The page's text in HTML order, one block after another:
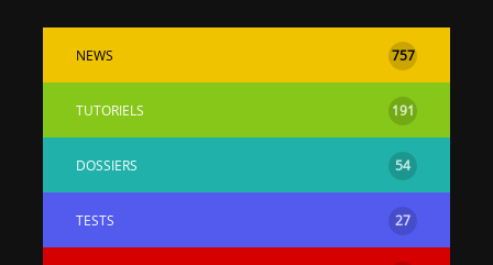
NEWS 757
TUTORIELS 191
DOSSIERS 54
TESTS 27